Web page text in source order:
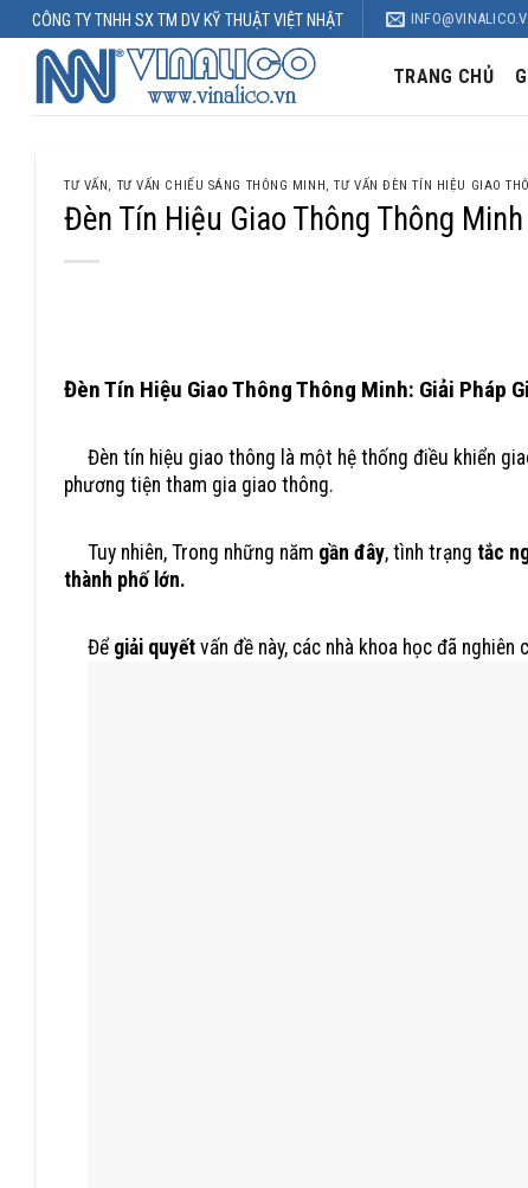
to
content
CÔNG TY TNHH SX TM DV KỸ THUẬT VIỆT NHẬT
TRANG CHỦ
TƯ VẤN, TƯ VẤN CHIẾU SÁNG THÔNG MINH,TƯ VẤN ĐÈN TÍN HIỆU GIAO
Đèn Tín Hiệu Giao Thông Thông
Đèn Tín Hiệu Giao Thông Thông Minh: Giải Pháp
Đèn tín hiệu giao thông là một hệ thống điều khiển
phương tiện tham gia giao thông.
Tuy nhiên, Trong những năm gần đây, tình trạng tắc
thành phố lớn.
Để giải quyết vấn đề này, các nhà khoa học đã